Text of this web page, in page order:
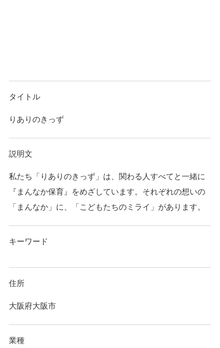
タイトル
りありのきっず
説明文
私たち「りありのきっず」は、関わる人すべてと一緒に
『まんなか保育』をめざしています。それぞれの想いの
「まんなか」に、「こどもたちのミライ」があります。
キーワード
住所
大阪府大阪市
業種